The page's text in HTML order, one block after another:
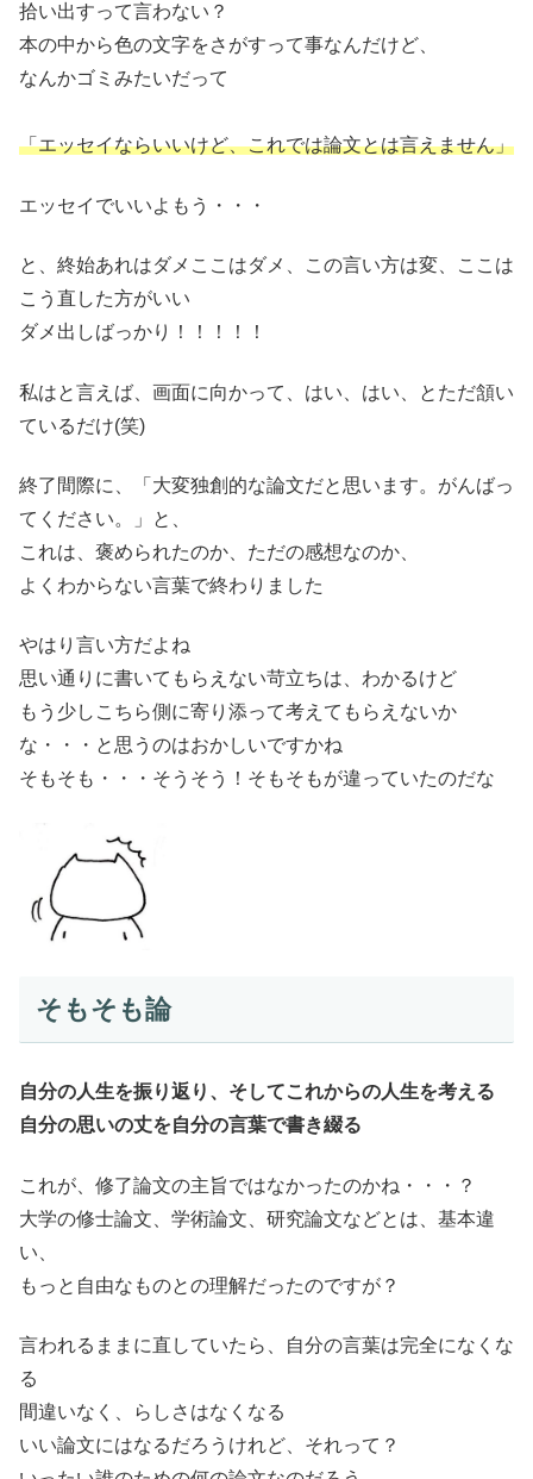
拾い出すって言わない？
本の中から色の文字をさがすって事なんだけど、
なんかゴミみたいだって
「エッセイならいいけど、これでは論文とは言えません」
エッセイでいいよもう・・・
と、終始あれはダメここはダメ、この言い方は変、ここは
こう直した方がいい
ダメ出しばっかり！！！！！
私はと言えば、画面に向かって、はい、はい、とただ頷い
ているだけ(笑)
終了間際に、「大変独創的な論文だと思います。がんばっ
てください。」と、
これは、褒められたのか、ただの感想なのか、
よくわからない言葉で終わりました
やはり言い方だよね
思い通りに書いてもらえない苛立ちは、わかるけど
もう少しこちら側に寄り添って考えてもらえないか
な・・・と思うのはおかしいですかね
そもそも・・・そうそう！そもそもが違っていたのだな
そもそも論
自分の人生を振り返り、そしてこれからの人生を考える
自分の思いの丈を自分の言葉で書き綴る
これが、修了論文の主旨ではなかったのかね・・・？
大学の修士論文、学術論文、研究論文などとは、基本違
い、
もっと自由なものとの理解だったのですが？
言われるままに直していたら、自分の言葉は完全になくな
る
間違いなく、らしさはなくなる
いい論文にはなるだろうけれど、それって？